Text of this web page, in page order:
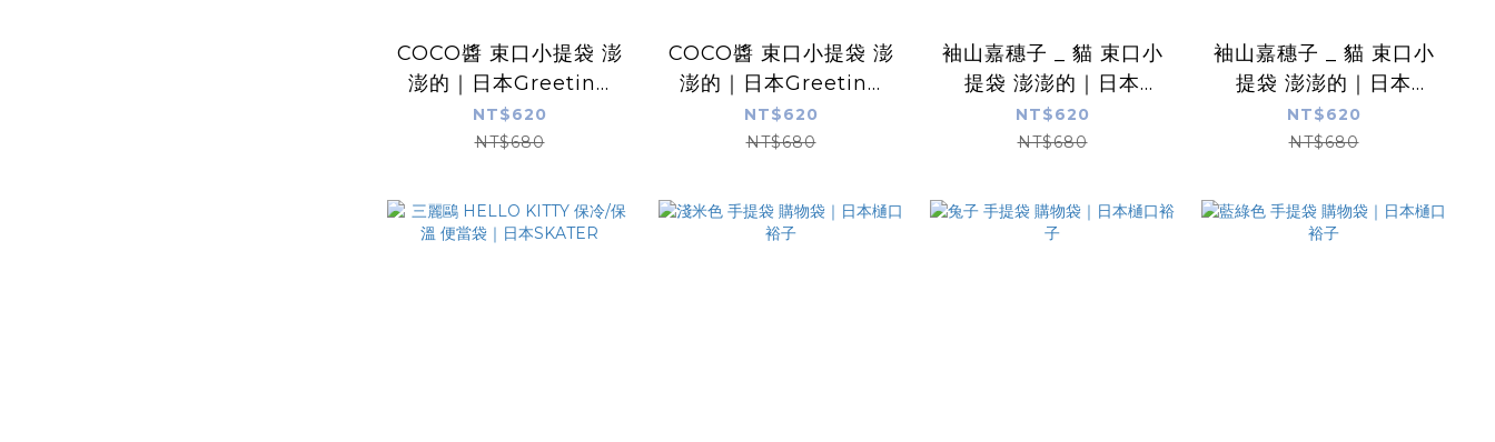
COCO醬 束口小提袋 澎
澎的｜日本Greeting
Life
NT$620
NT$680
COCO醬 束口小提袋 澎
澎的｜日本Greeting
Life
NT$620
NT$680
袖山嘉穗子 _ 貓 束口小
提袋 澎澎的｜日本
Greeting Life
NT$620
NT$680
袖山嘉穗子 _ 貓 束口小
提袋 澎澎的｜日本
Greeting Life
NT$620
NT$680